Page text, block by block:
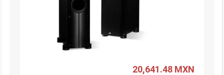
20,641.48 MXN